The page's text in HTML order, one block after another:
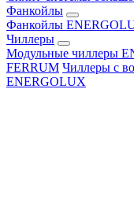
Фанкойлы
Фанкойлы
Чиллеры
Модульные чиллеры
FERRUM Чиллеры с
ENERGOLUX